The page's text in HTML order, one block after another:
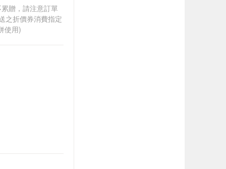
贈，請注意訂單
之折價券消費指定
使用)